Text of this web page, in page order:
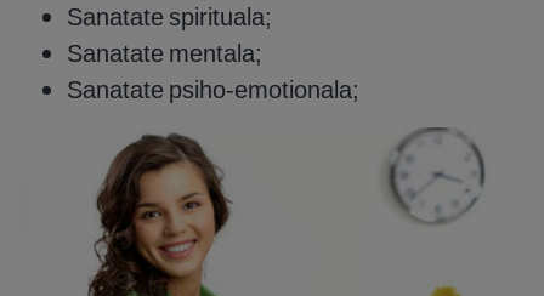
Sanatate spirituala;
Sanatate mentala;
Sanatate psiho-emotionala;